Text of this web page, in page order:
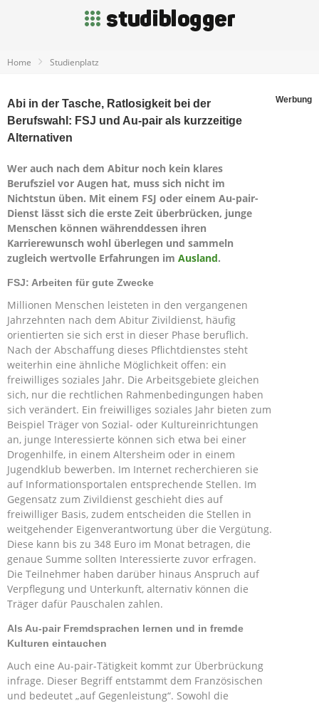
Home Studienplatz
Abi in der Tasche, Ratlosigkeit bei der
Berufswahl: FSJ und Au-pair als kurzzeitige
Alternativen
Werbung
Wer auch nach dem Abitur noch kein klares
Berufsziel vor Augen hat, muss sich nicht im
Nichtstun üben. Mit einem FSJ oder einem Au-pair-
Dienst lässt sich die erste Zeit überbrücken, junge
Menschen können währenddessen ihren
Karrierewunsch wohl überlegen und sammeln
zugleich wertvolle Erfahrungen im Ausland.
FSJ: Arbeiten für gute Zwecke
Millionen Menschen leisteten in den vergangenen
Jahrzehnten nach dem Abitur Zivildienst, häufig
orientierten sie sich erst in dieser Phase beruflich.
Nach der Abschaffung dieses Pflichtdienstes steht
weiterhin eine ähnliche Möglichkeit offen: ein
freiwilliges soziales Jahr. Die Arbeitsgebiete gleichen
sich, nur die rechtlichen Rahmenbedingungen haben
sich verändert. Ein freiwilliges soziales Jahr bieten zum
Beispiel Träger von Sozial- oder Kultureinrichtungen
an, junge Interessierte können sich etwa bei einer
Drogenhilfe, in einem Altersheim oder in einem
Jugendklub bewerben. Im Internet recherchieren sie
auf Informationsportalen entsprechende Stellen. Im
Gegensatz zum Zivildienst geschieht dies auf
freiwilliger Basis, zudem entscheiden die Stellen in
weitgehender Eigenverantwortung über die Vergütung.
Diese kann bis zu 348 Euro im Monat betragen, die
genaue Summe sollten Interessierte zuvor erfragen.
Die Teilnehmer haben darüber hinaus Anspruch auf
Verpflegung und Unterkunft, alternativ können die
Träger dafür Pauschalen zahlen.
Als Au-pair Fremdsprachen lernen und in fremde
Kulturen eintauchen
Auch eine Au-pair-Tätigkeit kommt zur Überbrückung
infrage. Dieser Begriff entstammt dem Französischen
und bedeutet „auf Gegenleistung“. Sowohl die